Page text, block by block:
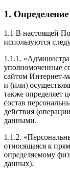
1.
1.1 В настоящей
используются
1.1.1.
уполномоченные
сайтом Интернет-
и (или)
также определяет
состав
действия
данными.
1.1.2.
относящаяся к
определяемому
данных).